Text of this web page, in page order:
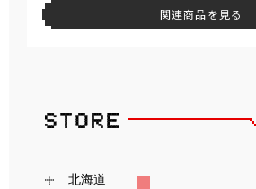
関連商品を見る
北海道